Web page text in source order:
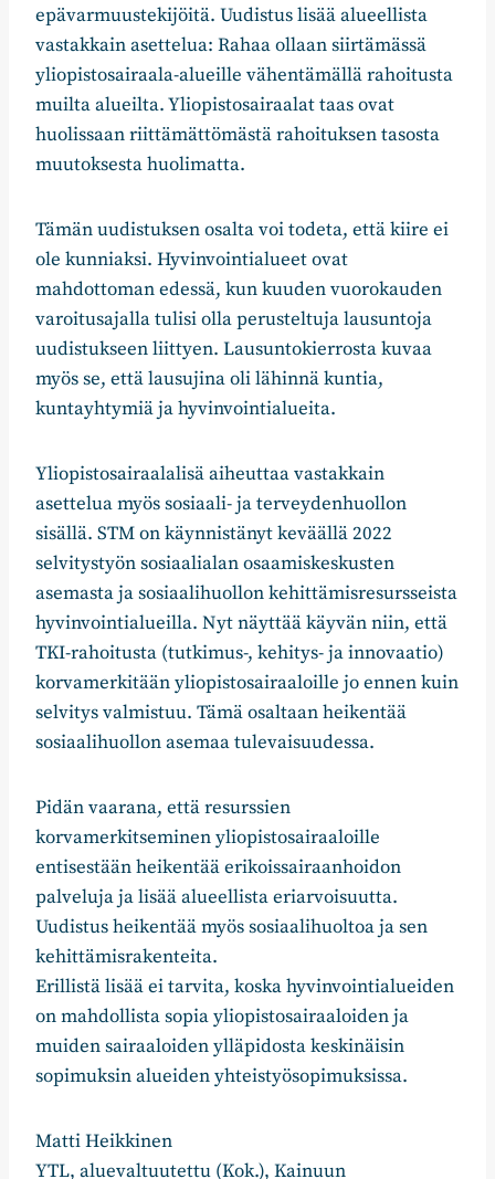
epävarmuustekijöitä. Uudistus lisää alueellista
vastakkain asettelua: Rahaa ollaan siirtämässä
yliopistosairaala-alueille vähentämällä rahoitusta
muilta alueilta. Yliopistosairaalat taas ovat
huolissaan riittämättömästä rahoituksen tasosta
muutoksesta huolimatta.
Tämän uudistuksen osalta voi todeta, että kiire ei
ole kunniaksi. Hyvinvointialueet ovat
mahdottoman edessä, kun kuuden vuorokauden
varoitusajalla tulisi olla perusteltuja lausuntoja
uudistukseen liittyen. Lausuntokierrosta kuvaa
myös se, että lausujina oli lähinnä kuntia,
kuntayhtymiä ja hyvinvointialueita.
Yliopistosairaalalisä aiheuttaa vastakkain
asettelua myös sosiaali- ja terveydenhuollon
sisällä. STM on käynnistänyt keväällä 2022
selvitystyön sosiaalialan osaamiskeskusten
asemasta ja sosiaalihuollon kehittämisresursseista
hyvinvointialueilla. Nyt näyttää käyvän niin, että
TKI-rahoitusta (tutkimus-, kehitys- ja innovaatio)
korvamerkitään yliopistosairaaloille jo ennen kuin
selvitys valmistuu. Tämä osaltaan heikentää
sosiaalihuollon asemaa tulevaisuudessa.
Pidän vaarana, että resurssien
korvamerkitseminen yliopistosairaaloille
entisestään heikentää erikoissairaanhoidon
palveluja ja lisää alueellista eriarvoisuutta.
Uudistus heikentää myös sosiaalihuoltoa ja sen
kehittämisrakenteita.
Erillistä lisää ei tarvita, koska hyvinvointialueiden
on mahdollista sopia yliopistosairaaloiden ja
muiden sairaaloiden ylläpidosta keskinäisin
sopimuksin alueiden yhteistyösopimuksissa.
Matti Heikkinen
YTL, aluevaltuutettu (Kok.), Kainuun